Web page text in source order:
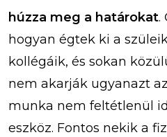
húzza meg a határokat.
hogyan égtek ki a
kollégáik, és sokan
nem akarják ugyanazt
munka nem feltétlenül
eszköz. Fontos nekik a